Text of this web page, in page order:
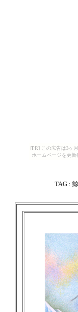
[PR] この広告は3ヶ
ホームページを更
TAG :